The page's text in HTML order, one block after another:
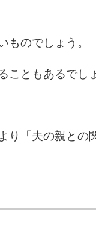
ものでしょう。
こともあるでし
り「夫の親との